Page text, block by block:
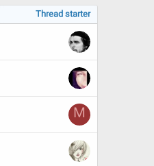
Thread starter
M